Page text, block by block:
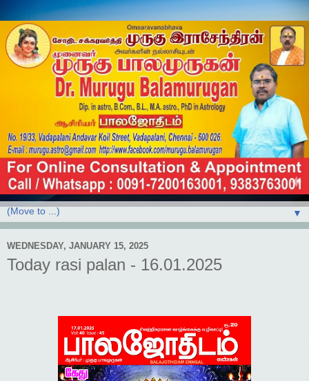
▼
WEDNESDAY, JANUARY 15, 2025
Today rasi palan - 16.01.2025